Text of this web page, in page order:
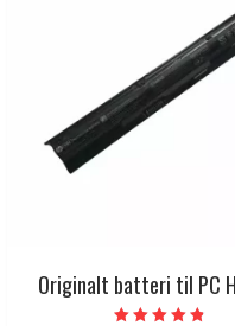
Originalt batteri til PC